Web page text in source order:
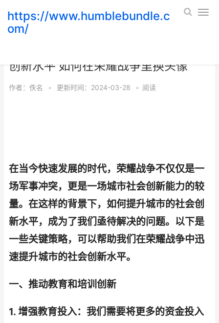
https://www.humblebundle.c
om/
创新水平 如何在荣耀战争里换头像
作者： 佚名 • 更新时间：2024-03-28 • 阅读
在当今快速发展的时代，荣耀战争不仅仅是一
场军事冲突，更是一场城市社会创新能力的较
量。在这样的背景下，如何提升城市的社会创
新水平，成为了我们亟待解决的问题。以下是
一些关键策略，可以帮助我们在荣耀战争中迅
速提升城市的社会创新水平。
一、推动教育和培训创新
1. 增强教育投入：我们需要将更多的资金投入